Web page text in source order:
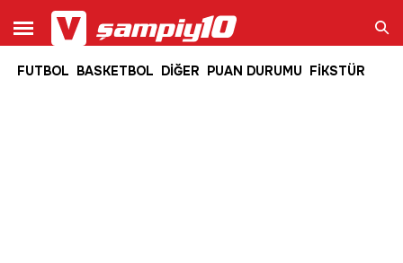
FUTBOL BASKETBOL DİĞER PUAN DURUMU FİKSTÜRAra